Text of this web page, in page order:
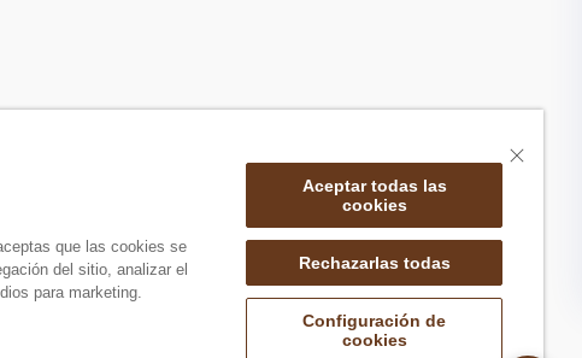
que las cookies se
del sitio, analizar el
para marketing.
Aceptar todas las
cookies
Rechazarlas todas
Configuración de
cookies